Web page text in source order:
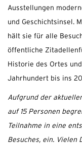
Ausstellungen
und Geschichtsinsel.
hält sie für alle
öffentliche
Historie des Ortes
Jahrhundert bis ins
Aufgrund der
auf 15 Personen
Teilnahme in eine
Besuches, ein. Vielen